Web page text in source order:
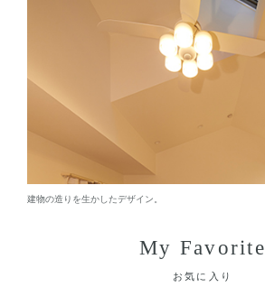
建物の造りを生かしたデザイン。
My Favorite
お気に入り